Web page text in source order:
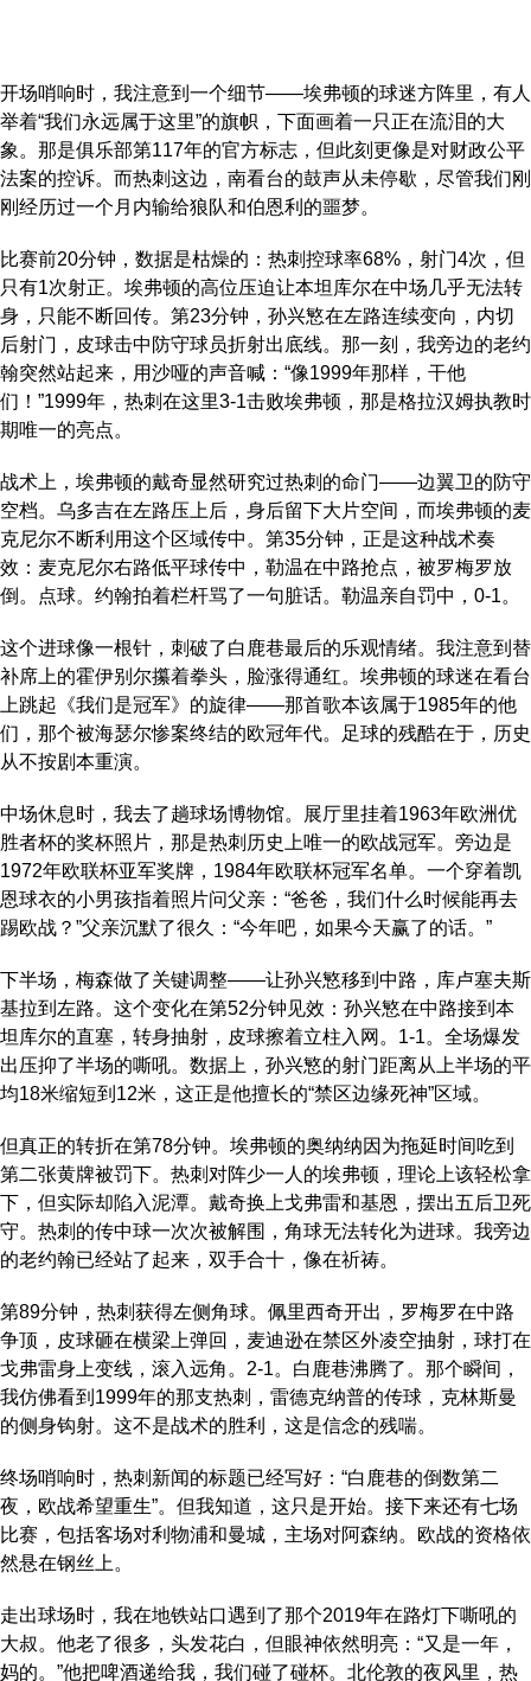
开场哨响时，我注意到一个细节——埃弗顿的球迷方阵里，有人
举着“我们永远属于这里”的旗帜，下面画着一只正在流泪的大
象。那是俱乐部第117年的官方标志，但此刻更像是对财政公平
法案的控诉。而热刺这边，南看台的鼓声从未停歇，尽管我们刚
刚经历过一个月内输给狼队和伯恩利的噩梦。
比赛前20分钟，数据是枯燥的：热刺控球率68%，射门4次，但
只有1次射正。埃弗顿的高位压迫让本坦库尔在中场几乎无法转
身，只能不断回传。第23分钟，孙兴慜在左路连续变向，内切
后射门，皮球击中防守球员折射出底线。那一刻，我旁边的老约
翰突然站起来，用沙哑的声音喊：“像1999年那样，干他
们！”1999年，热刺在这里3-1击败埃弗顿，那是格拉汉姆执教时
期唯一的亮点。
战术上，埃弗顿的戴奇显然研究过热刺的命门——边翼卫的防守
空档。乌多吉在左路压上后，身后留下大片空间，而埃弗顿的麦
克尼尔不断利用这个区域传中。第35分钟，正是这种战术奏
效：麦克尼尔右路低平球传中，勒温在中路抢点，被罗梅罗放
倒。点球。约翰拍着栏杆骂了一句脏话。勒温亲自罚中，0-1。
这个进球像一根针，刺破了白鹿巷最后的乐观情绪。我注意到替
补席上的霍伊别尔攥着拳头，脸涨得通红。埃弗顿的球迷在看台
上跳起《我们是冠军》的旋律——那首歌本该属于1985年的他
们，那个被海瑟尔惨案终结的欧冠年代。足球的残酷在于，历史
从不按剧本重演。
中场休息时，我去了趟球场博物馆。展厅里挂着1963年欧洲优
胜者杯的奖杯照片，那是热刺历史上唯一的欧战冠军。旁边是
1972年欧联杯亚军奖牌，1984年欧联杯冠军名单。一个穿着凯
恩球衣的小男孩指着照片问父亲：“爸爸，我们什么时候能再去
踢欧战？”父亲沉默了很久：“今年吧，如果今天赢了的话。”
下半场，梅森做了关键调整——让孙兴慜移到中路，库卢塞夫斯
基拉到左路。这个变化在第52分钟见效：孙兴慜在中路接到本
坦库尔的直塞，转身抽射，皮球擦着立柱入网。1-1。全场爆发
出压抑了半场的嘶吼。数据上，孙兴慜的射门距离从上半场的平
均18米缩短到12米，这正是他擅长的“禁区边缘死神”区域。
但真正的转折在第78分钟。埃弗顿的奥纳纳因为拖延时间吃到
第二张黄牌被罚下。热刺对阵少一人的埃弗顿，理论上该轻松拿
下，但实际却陷入泥潭。戴奇换上戈弗雷和基恩，摆出五后卫死
守。热刺的传中球一次次被解围，角球无法转化为进球。我旁边
的老约翰已经站了起来，双手合十，像在祈祷。
第89分钟，热刺获得左侧角球。佩里西奇开出，罗梅罗在中路
争顶，皮球砸在横梁上弹回，麦迪逊在禁区外凌空抽射，球打在
戈弗雷身上变线，滚入远角。2-1。白鹿巷沸腾了。那个瞬间，
我仿佛看到1999年的那支热刺，雷德克纳普的传球，克林斯曼
的侧身钩射。这不是战术的胜利，这是信念的残喘。
终场哨响时，热刺新闻的标题已经写好：“白鹿巷的倒数第二
夜，欧战希望重生”。但我知道，这只是开始。接下来还有七场
比赛，包括客场对利物浦和曼城，主场对阿森纳。欧战的资格依
然悬在钢丝上。
走出球场时，我在地铁站口遇到了那个2019年在路灯下嘶吼的
大叔。他老了很多，头发花白，但眼神依然明亮：“又是一年，
妈的。”他把啤酒递给我，我们碰了碰杯。北伦敦的夜风里，热